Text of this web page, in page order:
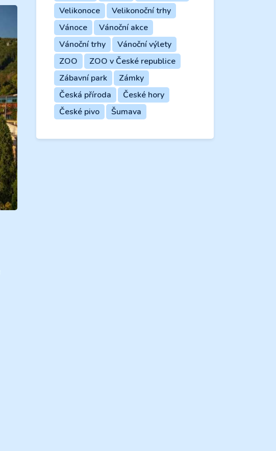
Velikonoce
Velikonoční trhy
Vánoce
Vánoční akce
Vánoční trhy
Vánoční výlety
ZOO
ZOO v České republice
Zábavní park
Zámky
Česká příroda
České hory
České pivo
Šumava